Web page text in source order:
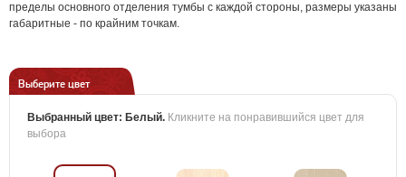
пределы основного отделения тумбы с каждой стороны, размеры указаны
габаритные - по крайним точкам.
Выберите цвет
Выбранный цвет: Белый. Кликните на понравившийся цвет для
выбора